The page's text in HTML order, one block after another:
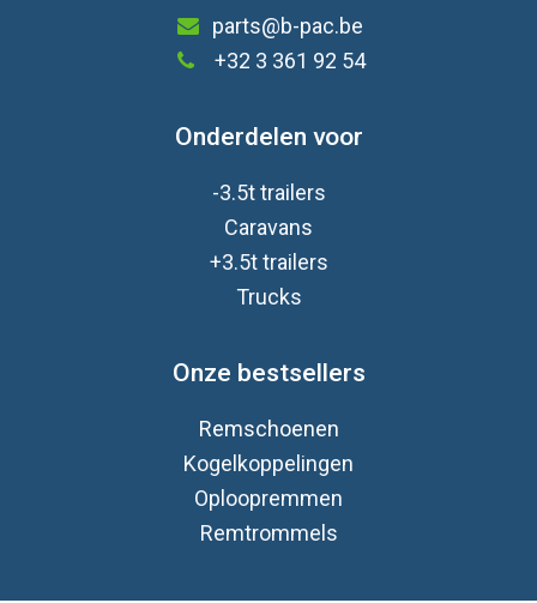
parts@b-pac.be
+32 3 361 92 54
Onderdelen voor
-3.5t trailers
Caravans
+3.5t trailers
Trucks
Onze bestsellers
Remschoenen
Kogelkoppelingen
Oploopremmen
Remtrommels